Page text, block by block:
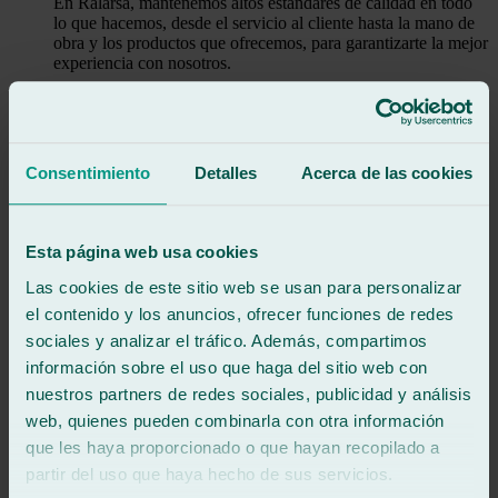
Consentimiento Detalles Acerca de las cookies
Esta página web usa cookies
Las cookies de este sitio web se usan para personalizar
el contenido y los anuncios, ofrecer funciones de redes
sociales y analizar el tráfico. Además, compartimos
información sobre el uso que haga del sitio web con
nuestros partners de redes sociales, publicidad y análisis
web, quienes pueden combinarla con otra información
que les haya proporcionado o que hayan recopilado a
partir del uso que haya hecho de sus servicios.
lo que hacemos, desde el servicio al cliente hasta la mano de
obra y los productos que ofrecemos, para garantizarte la mejor
experiencia con nosotros.
esforzamos por proporcionar soluciones y servicios que
asegurando un viaje sin contratiempos.
El mejor servicio
Nuestro equipo está dedicado a brindarte el mejor servicio
posible, con atención personalizada y eficiencia en cada paso
del proceso. Queremos superar tus expectativas y asegurarnos
de que tu experiencia con nosotros sea siempre excepcional.
La importancia de las escobillas en la
seguridad vial
Imprescindible en todos los trayectos